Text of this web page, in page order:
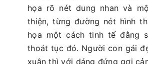
họa rõ nét dung nhan và
thiện, từng đường nét hình
họa một cách tinh tế đằng
thoát tục đó. Người con gái
xuân thì với dáng đứng gợi